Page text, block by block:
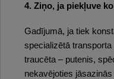
4. Ziņo, ja piekļuve
Gadījumā, ja tiek
specializētā
traucēta – putenis,
nekavējoties